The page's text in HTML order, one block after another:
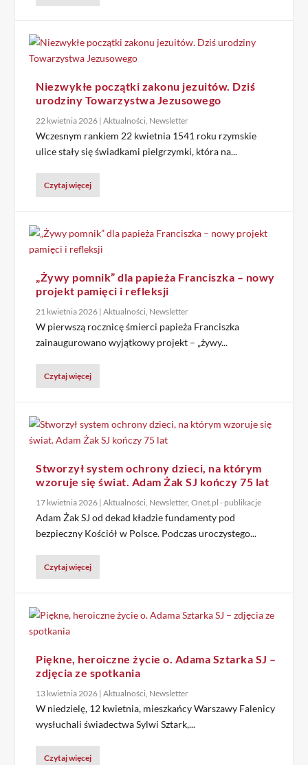
Niezwykłe początki zakonu jezuitów. Dziś
urodziny Towarzystwa Jezusowego
22 kwietnia 2026 |Aktualności, Newsletter
Wczesnym rankiem 22 kwietnia 1541 roku rzymskie
ulice stały się świadkami pielgrzymki, która na...
Czytaj więcej
„Żywy pomnik” dla papieża Franciszka – nowy
projekt pamięci i refleksji
21 kwietnia 2026 |Aktualności, Newsletter
W pierwszą rocznicę śmierci papieża Franciszka
zainaugurowano wyjątkowy projekt – „żywy...
Czytaj więcej
Stworzył system ochrony dzieci, na którym
wzoruje się świat. Adam Żak SJ kończy 75 lat
17 kwietnia 2026 |Aktualności, Newsletter,Onet.pl - publikacje
Adam Żak SJ od dekad kładzie fundamenty pod
bezpieczny Kościół w Polsce. Podczas uroczystego...
Czytaj więcej
Piękne, heroiczne życie o. Adama Sztarka SJ –
zdjęcia ze spotkania
13 kwietnia 2026 |Aktualności, Newsletter
W niedzielę, 12 kwietnia, mieszkańcy Warszawy Falenicy
wysłuchali świadectwa Sylwi Sztark,...
Czytaj więcej